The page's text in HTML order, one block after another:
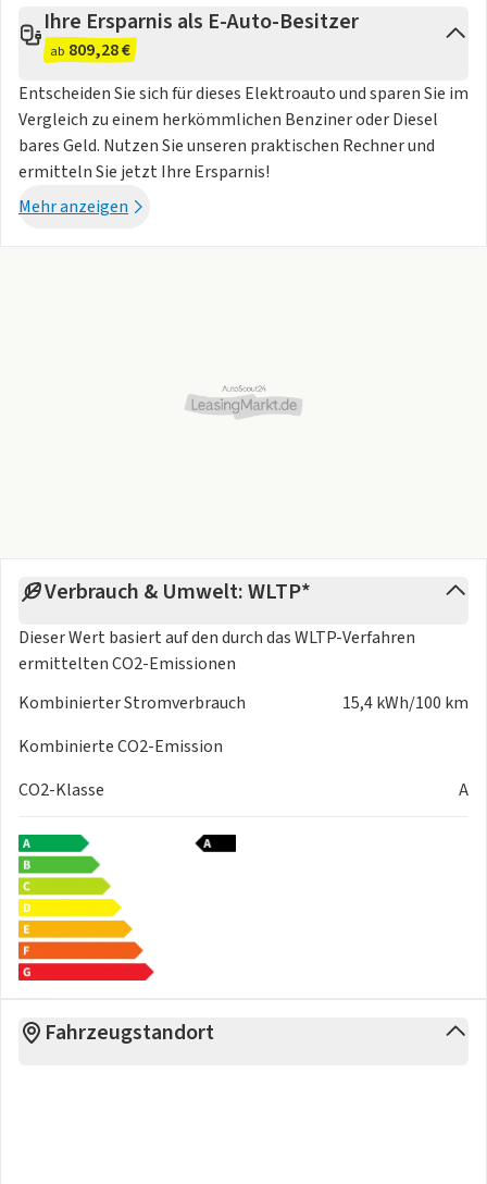
Ihre Ersparnis als E-Auto-Besitzer
ab 809,28 €
Entscheiden Sie sich für dieses Elektroauto und sparen Sie im
Vergleich zu einem herkömmlichen Benziner oder Diesel
bares Geld. Nutzen Sie unseren praktischen Rechner und
ermitteln Sie jetzt Ihre Ersparnis!
Mehr anzeigen
Verbrauch & Umwelt: WLTP*
Dieser Wert basiert auf den durch dasWLTP-Verfahren
ermittelten CO2-Emissionen
Kombinierter Stromverbrauch
15,4 kWh/100 km
Kombinierte CO2-Emission
CO2-Klasse
A
Fahrzeugstandort